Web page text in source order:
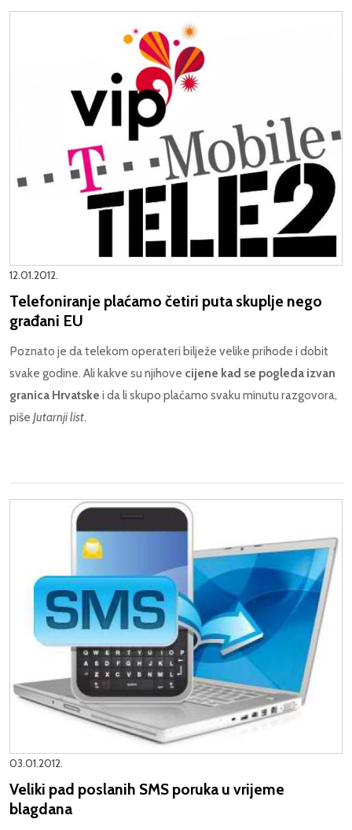
12.01.2012.
Telefoniranje plaćamo četiri puta skuplje nego
građani EU
Poznato je da telekom operateri bilježe velike prihode i dobit
svake godine. Ali kakve su njihove cijene kad se pogleda izvan
granica Hrvatske i da li skupo plaćamo svaku minutu razgovora,
piše Jutarnji list.
03.01.2012.
Veliki pad poslanih SMS poruka u vrijeme
blagdana